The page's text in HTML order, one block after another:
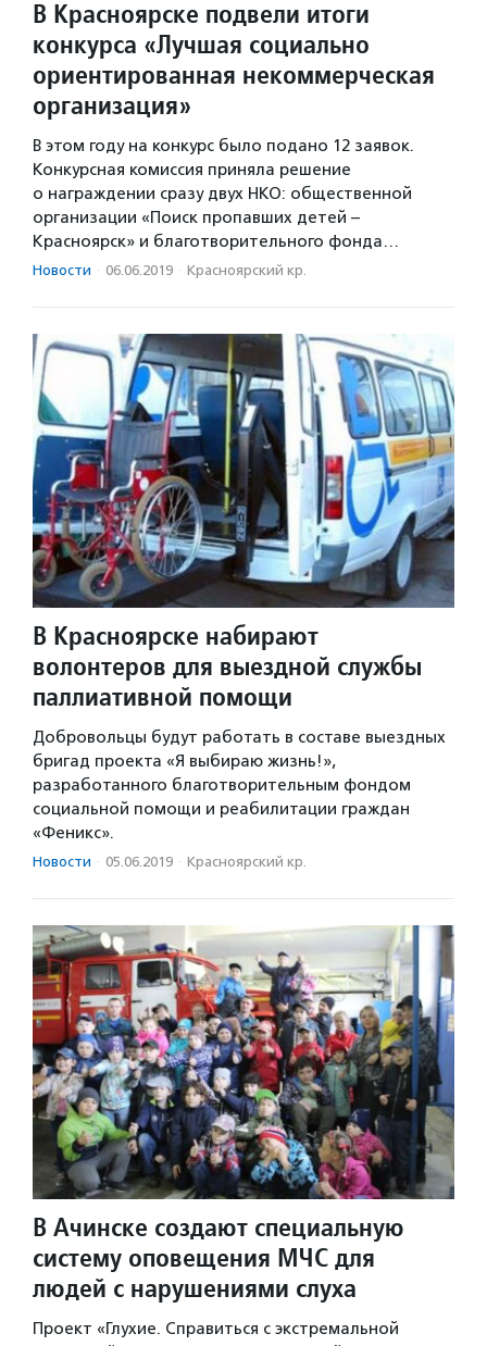
В Красноярске подвели итоги
конкурса «Лучшая социально
ориентированная некоммерческая
организация»
В этом году на конкурс было подано 12 заявок.
Конкурсная комиссия приняла решение
о награждении сразу двух НКО: общественной
организации «Поиск пропавших детей –
Красноярск» и благотворительного фонда…
Новости · 06.06.2019 · Красноярский кр.
В Красноярске набирают
волонтеров для выездной службы
паллиативной помощи
Добровольцы будут работать в составе выездных
бригад проекта «Я выбираю жизнь!»,
разработанного благотворительным фондом
социальной помощи и реабилитации граждан
«Феникс».
Новости · 05.06.2019 · Красноярский кр.
В Ачинске создают специальную
систему оповещения МЧС для
людей с нарушениями слуха
Проект «Глухие. Справиться с экстремальной